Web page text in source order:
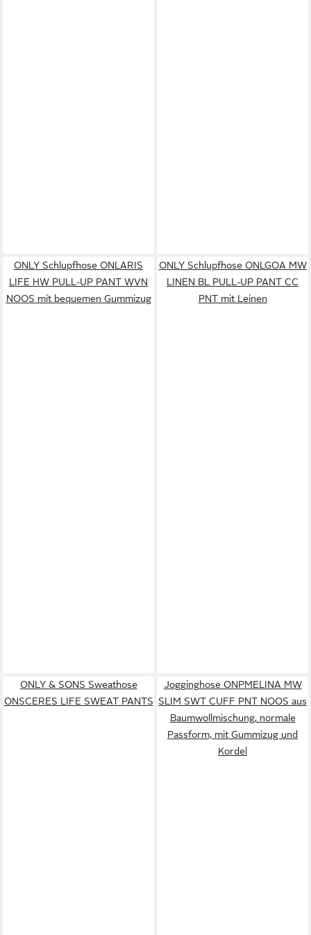
ONLY Schlupfhose ONLARIS
LIFE HW PULL-UP PANT WVN
NOOS mit bequemen Gummizug
ONLY Schlupfhose ONLGOA MW
LINEN BL PULL-UP PANT CC
PNT mit Leinen
ONLY & SONS Sweathose
ONSCERES LIFE SWEAT PANTS
Jogginghose ONPMELINA MW
SLIM SWT CUFF PNT NOOS aus
Baumwollmischung, normale
Passform, mit Gummizug und
Kordel